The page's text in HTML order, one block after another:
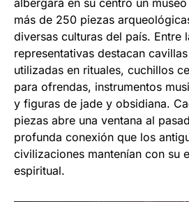
más de 250 piezas
diversas culturas del país. Entre
representativas destacan
utilizadas en rituales, cuchillos
para ofrendas, instrumentos
y figuras de jade y obsidiana.
piezas abre una ventana al
profunda conexión que los
civilizaciones mantenían con su
espiritual.